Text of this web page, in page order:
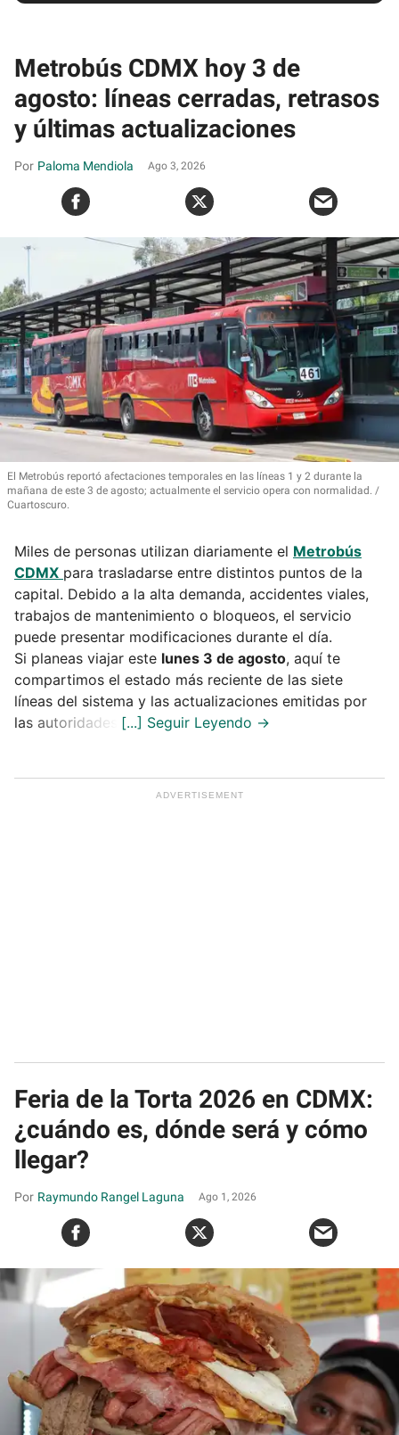
Metrobús CDMX hoy 3 de
agosto: líneas cerradas, retrasos
y últimas actualizaciones
Paloma Mendiola Ago 3, 2026
El Metrobús reportó afectaciones temporales en las líneas 1 y 2 durante la
mañana de este 3 de agosto; actualmente el servicio opera con normalidad.
Cuartoscuro.
Miles de personas utilizan diariamente el Metrobús
CDMX para trasladarse entre distintos puntos de la
capital. Debido a la alta demanda, accidentes viales,
trabajos de mantenimiento o bloqueos, el servicio
puede presentar modificaciones durante el día.
Si planeas viajar este lunes 3 de agosto, aquí te
compartimos el estado más reciente de las siete
líneas del sistema y las actualizaciones emitidas por
las autoridades.
Feria de la Torta 2026 en CDMX:
¿cuándo es, dónde será y cómo
llegar?
Raymundo Rangel Laguna Ago 1, 2026